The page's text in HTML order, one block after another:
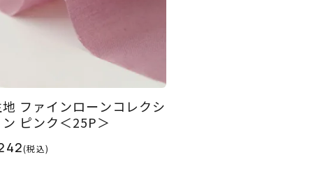
地 ファインローンコレクシ
ン ピンク＜25P＞
(税込)